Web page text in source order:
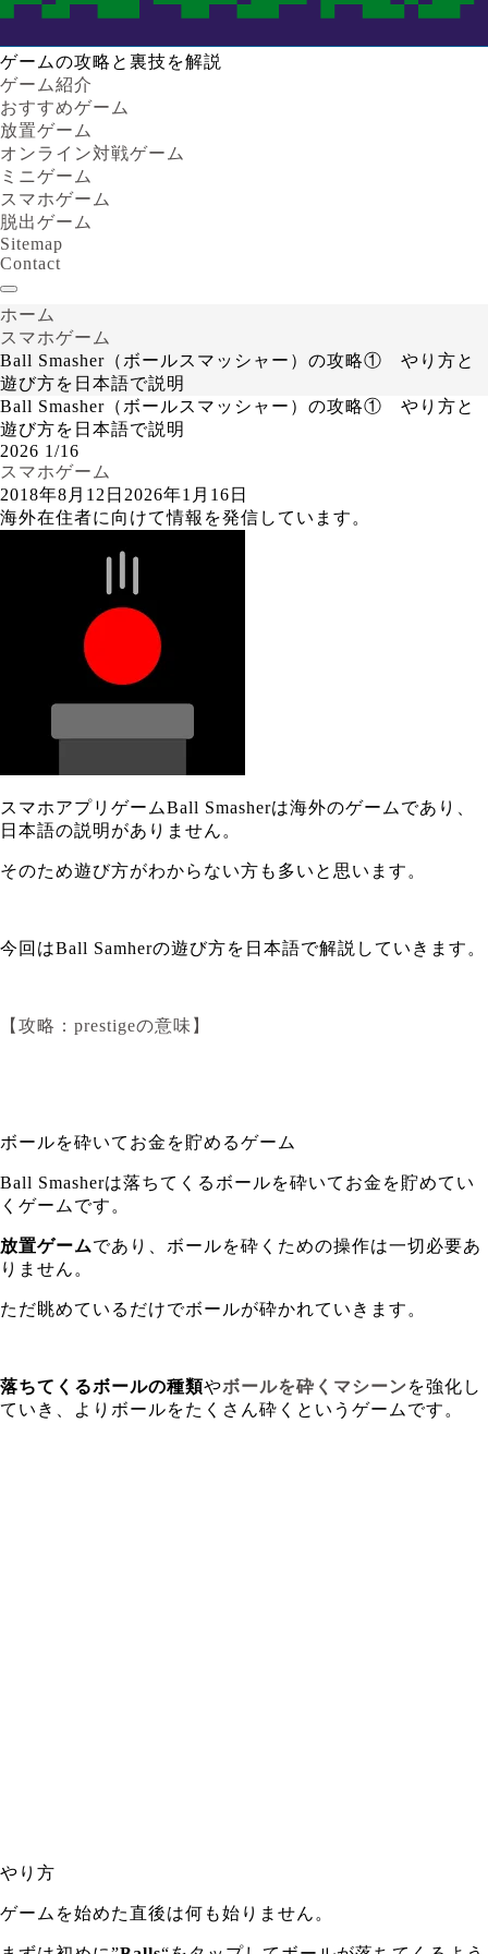
ゲームの攻略と裏技を解説
ゲーム紹介
おすすめゲーム
放置ゲーム
オンライン対戦ゲーム
ミニゲーム
スマホゲーム
脱出ゲーム
Sitemap
Contact
ホーム
スマホゲーム
Ball Smasher（ボールスマッシャー）の攻略① やり方と
遊び方を日本語で説明
Ball Smasher（ボールスマッシャー）の攻略① やり方と
遊び方を日本語で説明
2026 1/16
スマホゲーム
2018年8月12日 2026年1月16日
海外在住者に向けて情報を発信しています。
スマホアプリゲームBall Smasherは海外のゲームであり、
日本語の説明がありません。
そのため遊び方がわからない方も多いと思います。
今回はBall Samherの遊び方を日本語で解説していきます。
【攻略：prestigeの意味】
ボールを砕いてお金を貯めるゲーム
Ball Smasherは落ちてくるボールを砕いてお金を貯めてい
くゲーム です。
放置ゲームであり、ボールを砕くための操作は一切必要あ
りません。
ただ眺めているだけでボールが砕かれていきます。
落ちてくるボールの種類やボールを砕くマシーンを強化し
ていき、よりボールをたくさん砕くというゲームです。
やり方
ゲームを始めた直後は何も始りません。